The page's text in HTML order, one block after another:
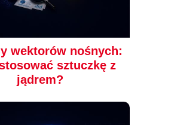
wektorów nośnych:
sztuczkę z
jądrem?